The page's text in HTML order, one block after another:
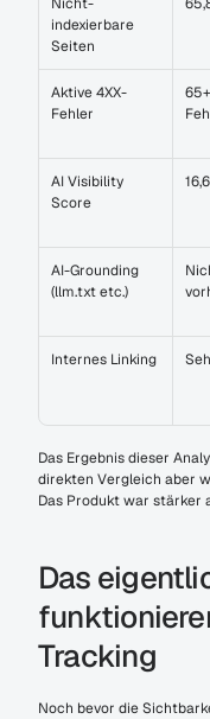
indexierbare
Seiten
Aktive 4XX-
Fehler
AI Visibility
Score
AI-Grounding
(llm.txt etc.)
Internes Linking
Das Ergebnis dieser
direkten Vergleich aber
Das Produkt war stärker
Das
Tracking
Noch bevor die